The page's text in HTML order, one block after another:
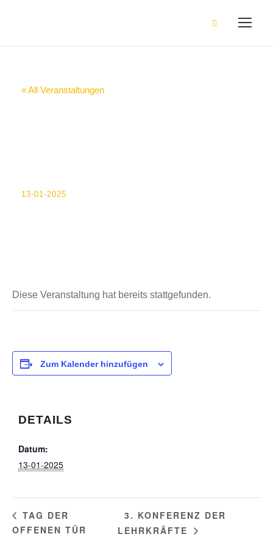
« All Veranstaltungen
13-01-2025
Diese Veranstaltung hat bereits stattgefunden.
Zum Kalender hinzufügen
DETAILS
Datum:
13-01-2025
TAG DER
OFFENEN TÜR
3. KONFERENZ DER
LEHRKRÄFTE